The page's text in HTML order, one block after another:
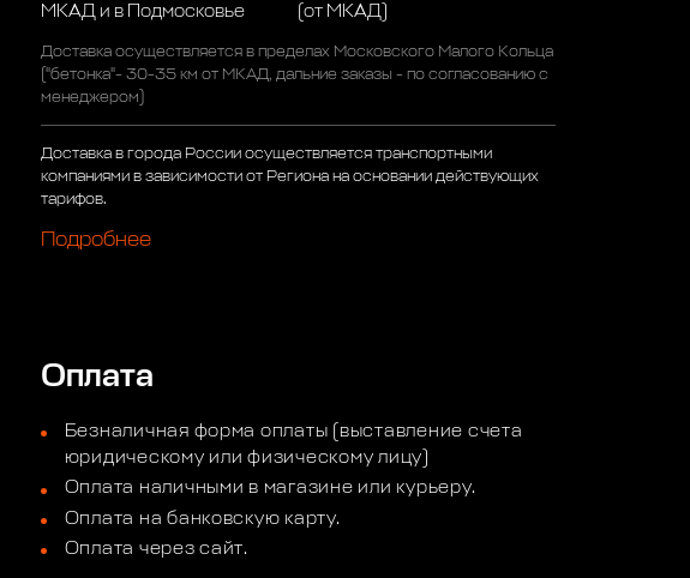
МКАД и в Подмосковье
(от МКАД)
Доставка осуществляется в пределах Московского Малого Кольца
("бетонка"- 30-35 км от МКАД, дальние заказы - по согласованию с
менеджером)
Доставка в города России осуществляется транспортными
компаниями в зависимости от Региона на основании действующих
тарифов.
Подробнее
Оплата
Безналичная форма оплаты (выставление счета
юридическому или физическому лицу)
Оплата наличными в магазине или курьеру.
Оплата на банковскую карту.
Оплата через сайт.